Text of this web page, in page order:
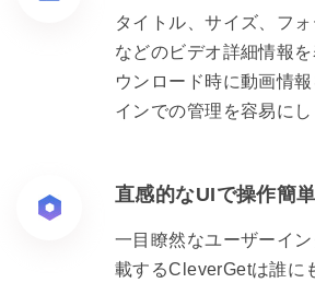
タイトル、サイズ、フ
などのビデオ詳細情報
ウンロード時に動画情
インでの管理を容易にし
直感的なUIで操作簡単
一目瞭然なユーザーイ
載するCleverGetは誰に